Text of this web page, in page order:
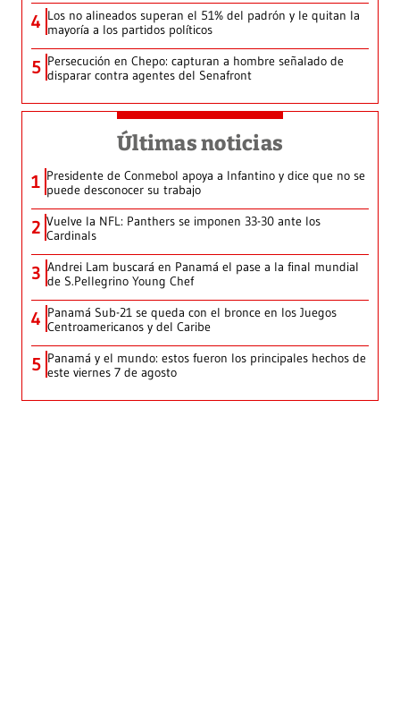
4 Los no alineados superan el 51% del padrón y le quitan la
mayoría a los partidos políticos
5 Persecución en Chepo: capturan a hombre señalado de
disparar contra agentes del Senafront
Últimas noticias
1 Presidente de Conmebol apoya a Infantino y dice que no se
puede desconocer su trabajo
2 Vuelve la NFL: Panthers se imponen 33-30 ante los
Cardinals
3 Andrei Lam buscará en Panamá el pase a la final mundial
de S.Pellegrino Young Chef
4 Panamá Sub-21 se queda con el bronce en los Juegos
Centroamericanos y del Caribe
5 Panamá y el mundo: estos fueron los principales hechos de
este viernes 7 de agosto